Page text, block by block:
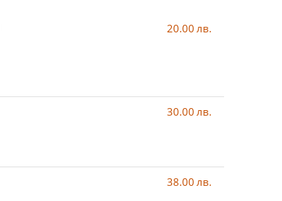
20.00 лв.
30.00 лв.
38.00 лв.